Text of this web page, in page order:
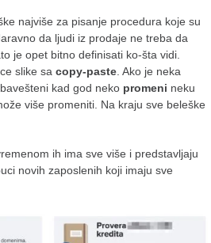
najviše za pisanje procedura koje su
da ljudi iz prodaje ne treba da
je opet bitno definisati ko-šta vidi.
slike sa copy-paste . Ako je neka
kad god neko promeni neku
više promeniti. Na kraju sve beleške
ih ima sve više i predstavljaju
novih zaposlenih koji imaju sve